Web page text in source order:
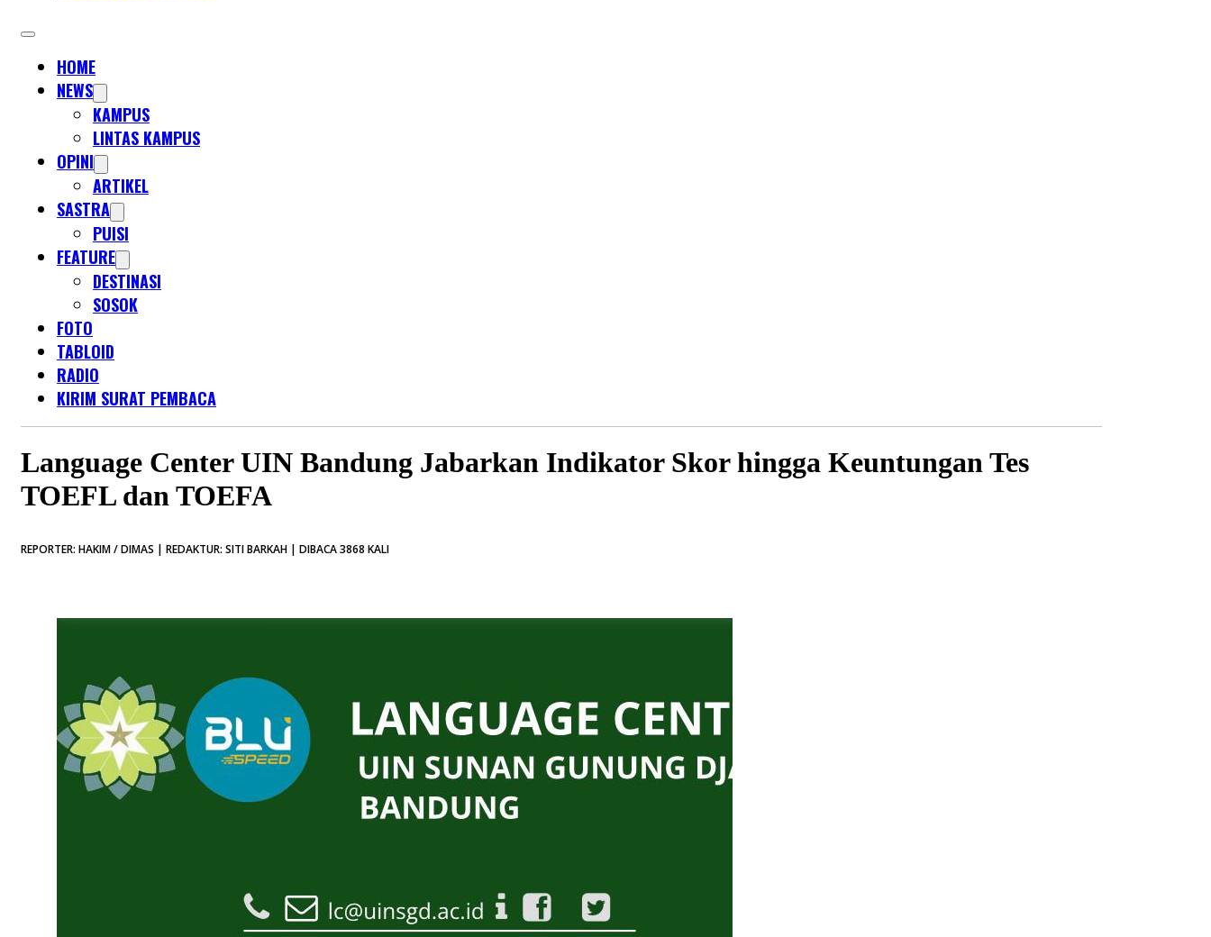
HOME
NEWS
KAMPUS
LINTAS KAMPUS
OPINI
ARTIKEL
SASTRA
PUISI
FEATURE
DESTINASI
SOSOK
FOTO
TABLOID
RADIO
KIRIM SURAT PEMBACA
Language Center UIN Bandung Jabarkan Indikator Skor hingga Keuntungan Tes
TOEFL dan TOEFA
REPORTER: HAKIM / DIMAS | REDAKTUR: SITI BARKAH | DIBACA 3868 KALI